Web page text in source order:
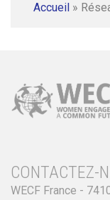
Accueil »
CONTACTEZ-
WECF France -